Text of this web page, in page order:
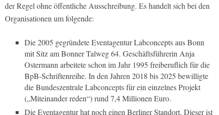
der Regel ohne öffentliche Ausschreibung. Es handelt sich bei den
Organisationen um folgende:
Die 2005 gegründete Eventagentur Labconcepts aus Bonn
mit Sitz am Bonner Talweg 64. Geschäftsführerin Anja
Ostermann arbeitete schon im Jahr 1995 freiberuflich für die
BpB-Schriftenreihe. In den Jahren 2018 bis 2025 bewilligte
die Bundeszentrale Labconcepts für ein einzelnes Projekt
(„Miteinander reden“) rund 7,4 Millionen Euro.
Die Eventagentur hat noch einen Berliner Standort. Dieser ist